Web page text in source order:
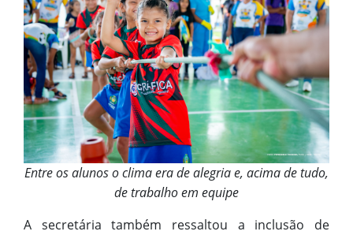
Entre os alunos o clima era de alegria e, acima de tudo,
de trabalho em equipe
A secretária também ressaltou a inclusão de